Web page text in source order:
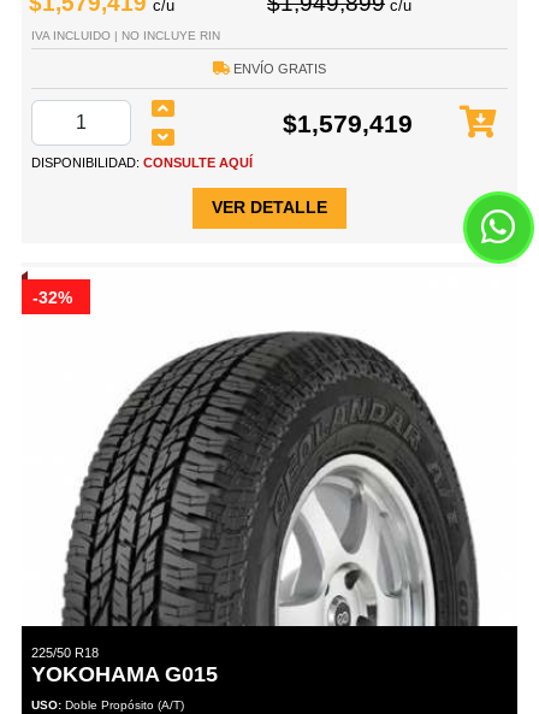
c/u c/u
IVA INCLUIDO | NO INCLUYE RIN
ENVÍO GRATIS
$1,579,419
DISPONIBILIDAD: CONSULTE AQUÍ
VER DETALLE
-32%
225/50 R18
YOKOHAMA G015
USO: Doble Propósito (A/T)